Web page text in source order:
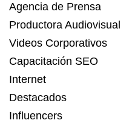
Agencia de Prensa
Productora Audiovisual
Videos Corporativos
Capacitación SEO
Internet
Destacados
Influencers